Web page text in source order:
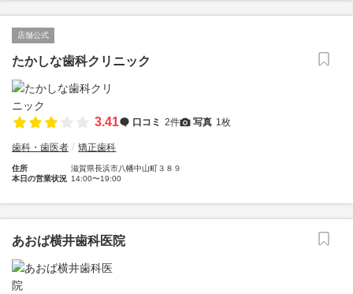
店舗公式
たかしな歯科クリニック
3.41 口コミ 2件 写真 1枚
歯科・歯医者 矯正歯科
住所
滋賀県長浜市八幡中山町３８９
本日の営業状況 14:00〜19:00
あおば横井歯科医院